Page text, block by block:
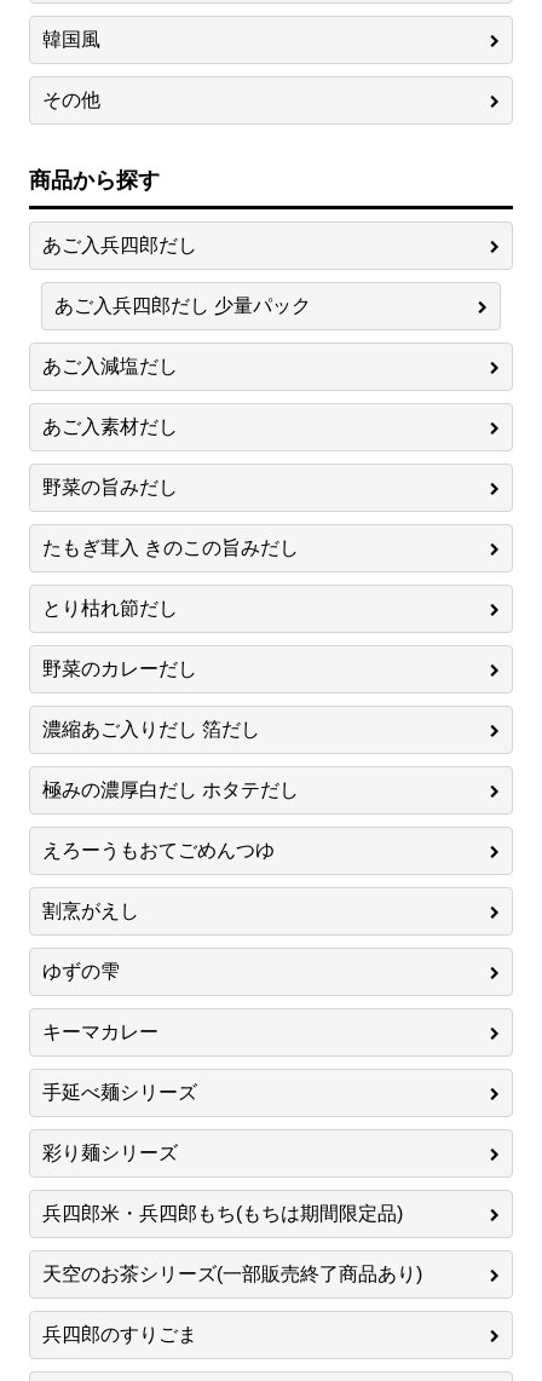
韓国風
その他
商品から探す
あご入兵四郎だし
あご入兵四郎だし 少量パック
あご入減塩だし
あご入素材だし
野菜の旨みだし
たもぎ茸入 きのこの旨みだし
とり枯れ節だし
野菜のカレーだし
濃縮あご入りだし 箔だし
極みの濃厚白だし ホタテだし
えろーうもおてごめんつゆ
割烹がえし
ゆずの雫
キーマカレー
手延べ麺シリーズ
彩り麺シリーズ
兵四郎米・兵四郎もち(もちは期間限定品)
天空のお茶シリーズ(一部販売終了商品あり)
兵四郎のすりごま